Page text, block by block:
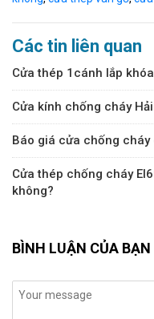
Các tin liên quan
Cửa thép 1cánh lắp
Cửa kính chống cháy
Báo giá cửa chống cháy
Cửa thép chống cháy
không?
BÌNH LUẬN CỦA BẠN